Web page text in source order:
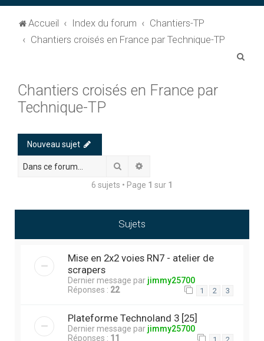
Accueil Index du forum
Chantiers-TP
Chantiers croisés en France par Technique-TP
Chantiers croisés en France par
Technique-TP
Nouveau sujet
Rechercher
6 sujets • Page 1 sur 1
Sujets
Mise en 2x2 voies RN7 - atelier de
scrapers
Dernier message par jimmy25700
Réponses : 22 1 2 3
Plateforme Technoland 3 [25]
Dernier message par jimmy25700
Réponses : 11 1 2